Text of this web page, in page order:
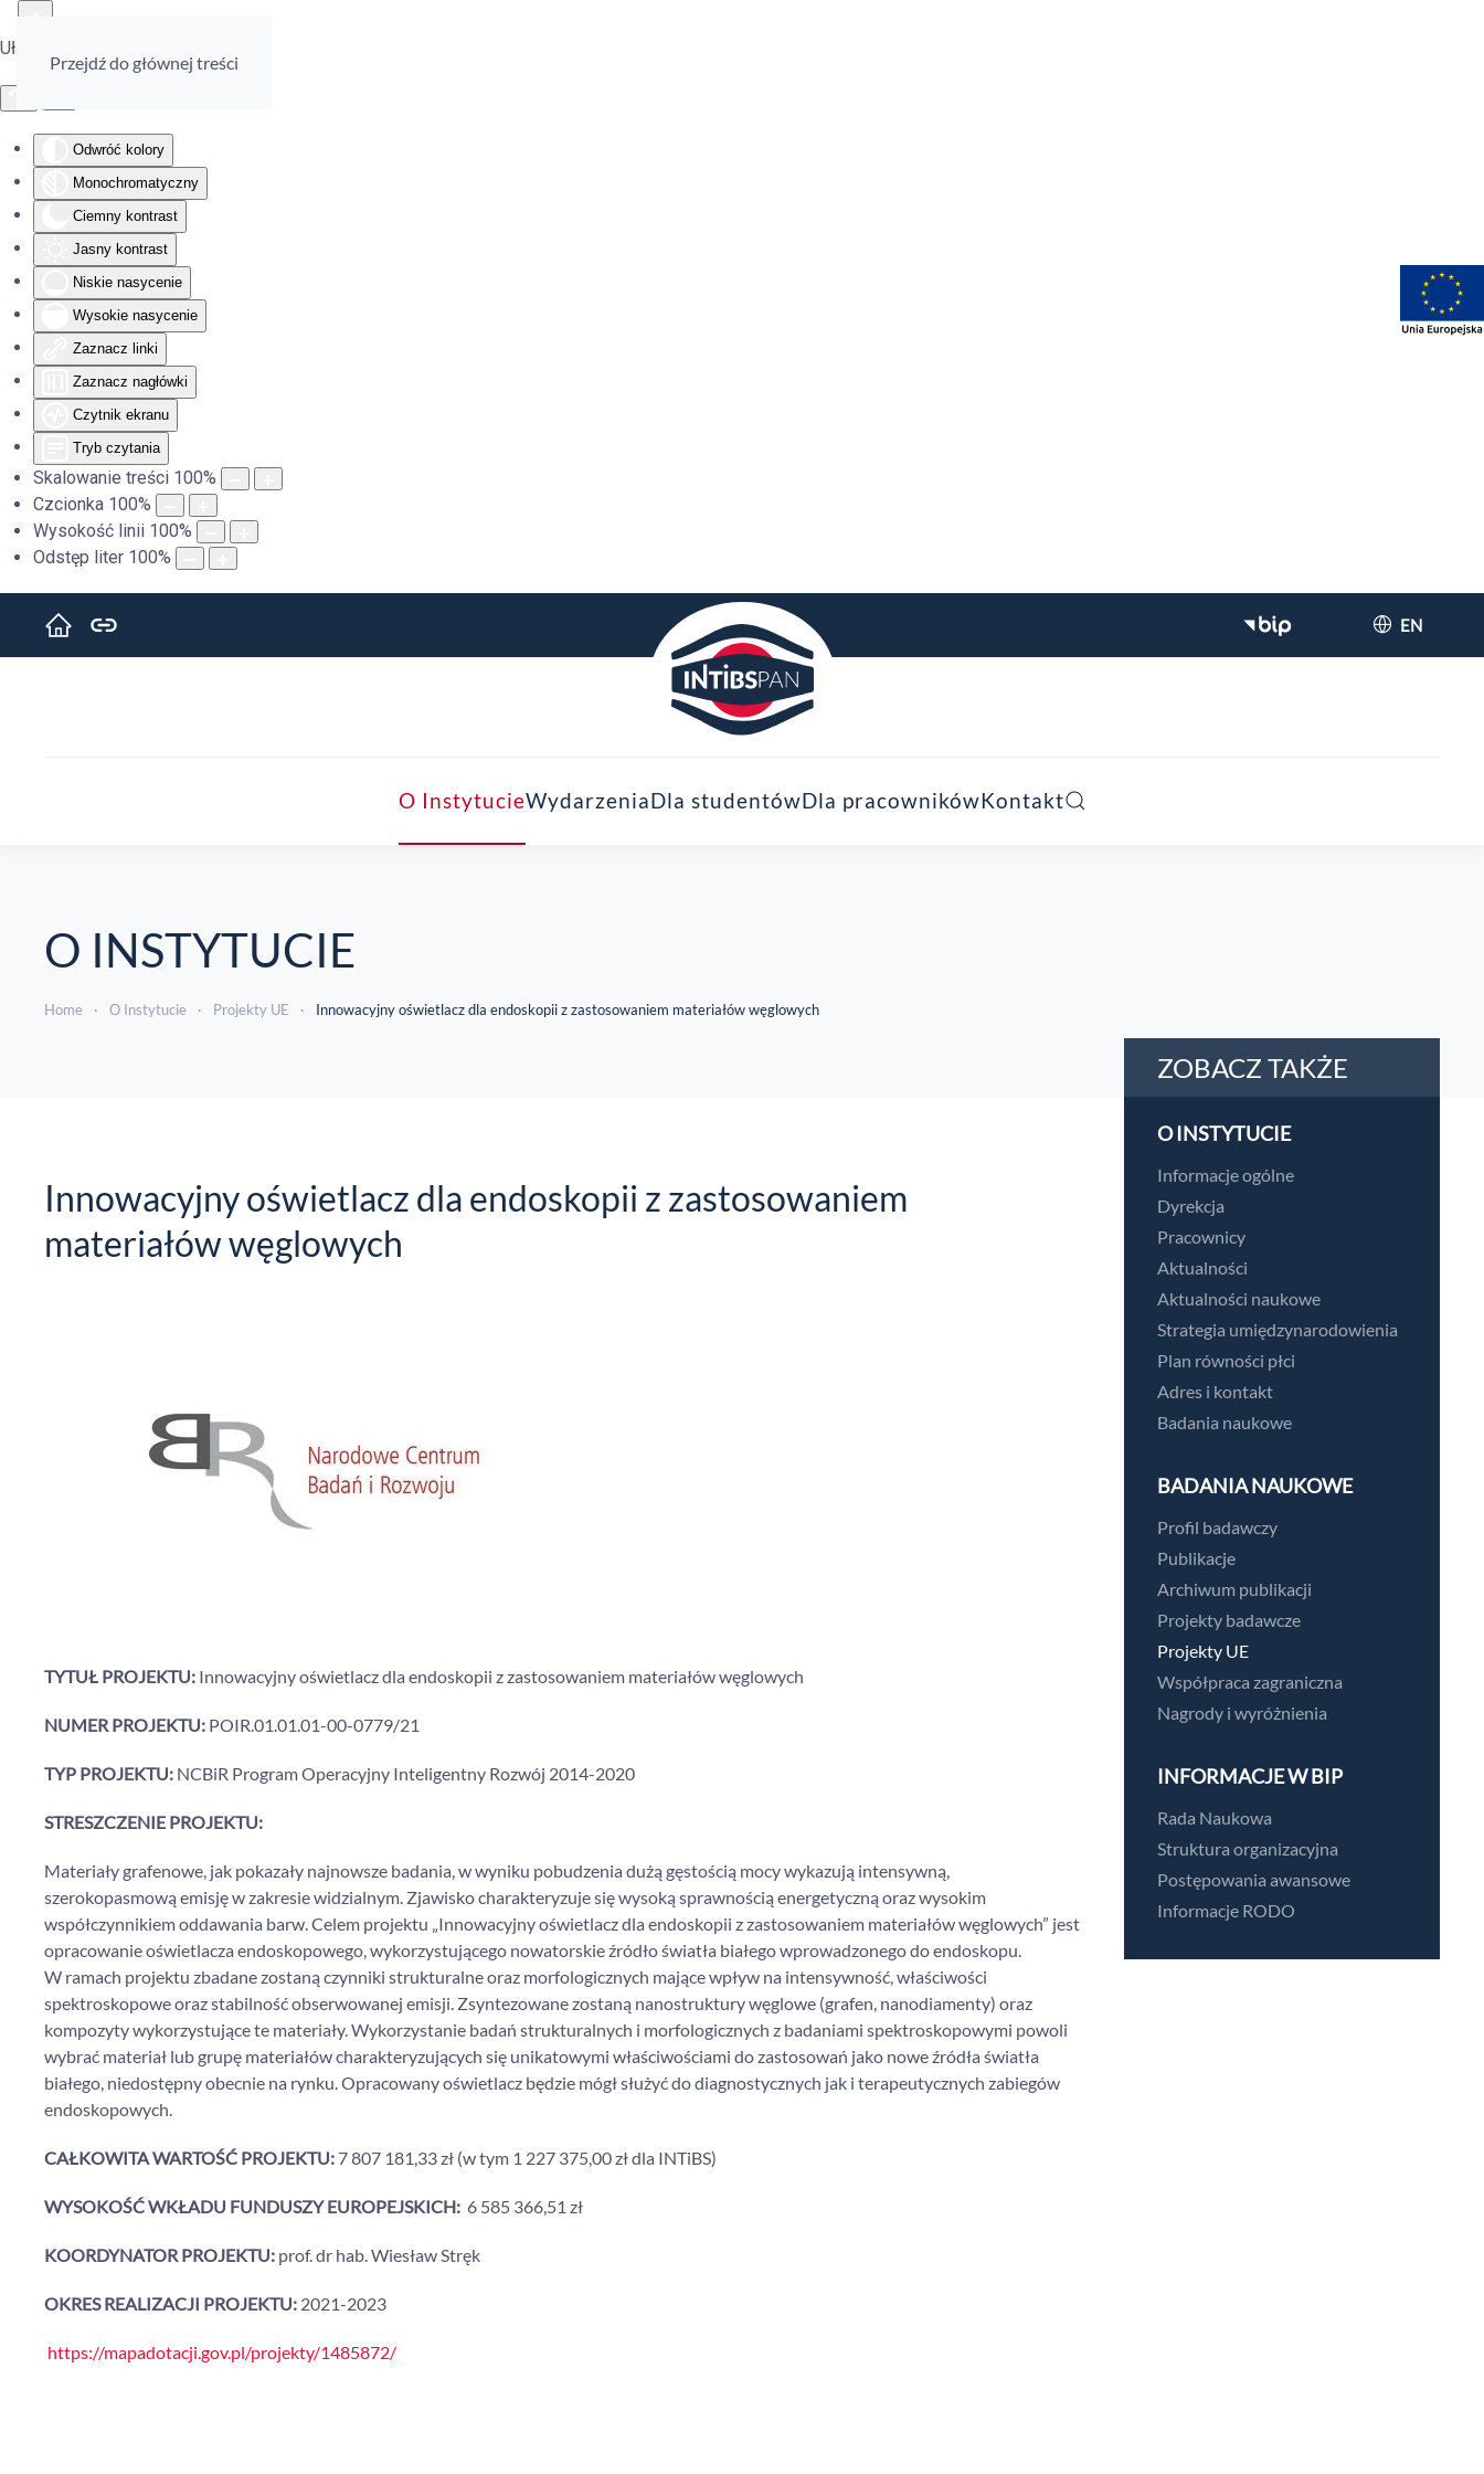
Ułatwienia dostępu
Odwróć kolory
Monochromatyczny
Ciemny kontrast
Jasny kontrast
Niskie nasycenie
Wysokie nasycenie
Zaznacz linki
Zaznacz nagłówki
Czytnik ekranu
Tryb czytania
Skalowanie treści 100%
Czcionka 100%
Wysokość linii 100%
Odstęp liter 100%
Przejdź do głównej treści
EN
O InstytucieWydarzeniaDla studentówDla pracownikówKontakt
O INSTYTUCIE
Home O Instytucie Projekty UE Innowacyjny oświetlacz dla endoskopii z zastosowaniem materiałów węglowych
Innowacyjny oświetlacz dla endoskopii z zastosowaniem
materiałów węglowych
TYTUŁ PROJEKTU: Innowacyjny oświetlacz dla endoskopii z zastosowaniem materiałów węglowych
NUMER PROJEKTU: POIR.01.01.01-00-0779/21
TYP PROJEKTU: NCBiR Program Operacyjny Inteligentny Rozwój 2014-2020
STRESZCZENIE PROJEKTU:
Materiały grafenowe, jak pokazały najnowsze badania, w wyniku pobudzenia dużą gęstością mocy wykazują intensywną,
szerokopasmową emisję w zakresie widzialnym. Zjawisko charakteryzuje się wysoką sprawnością energetyczną oraz wysokim
współczynnikiem oddawania barw. Celem projektu „Innowacyjny oświetlacz dla endoskopii z zastosowaniem materiałów węglowych” jest
opracowanie oświetlacza endoskopowego, wykorzystującego nowatorskie źródło światła białego wprowadzonego do endoskopu.
W ramach projektu zbadane zostaną czynniki strukturalne oraz morfologicznych mające wpływ na intensywność, właściwości
spektroskopowe oraz stabilność obserwowanej emisji. Zsyntezowane zostaną nanostruktury węglowe (grafen, nanodiamenty) oraz
kompozyty wykorzystujące te materiały. Wykorzystanie badań strukturalnych i morfologicznych z badaniami spektroskopowymi powoli
wybrać materiał lub grupę materiałów charakteryzujących się unikatowymi właściwościami do zastosowań jako nowe źródła światła
białego, niedostępny obecnie na rynku. Opracowany oświetlacz będzie mógł służyć do diagnostycznych jak i terapeutycznych zabiegów
endoskopowych.
CAŁKOWITA WARTOŚĆ PROJEKTU: 7 807 181,33 zł (w tym 1 227 375,00 zł dla INTiBS)
WYSOKOŚĆ WKŁADU FUNDUSZY EUROPEJSKICH: 6 585 366,51 zł
KOORDYNATOR PROJEKTU: prof. dr hab. Wiesław Stręk
OKRES REALIZACJI PROJEKTU: 2021-2023
https://mapadotacji.gov.pl/projekty/1485872/
ZOBACZ TAKŻE
O INSTYTUCIE
Informacje ogólne
Dyrekcja
Pracownicy
Aktualności
Aktualności naukowe
Strategia umiędzynarodowienia
Plan równości płci
Adres i kontakt
Badania naukowe
BADANIA NAUKOWE
Profil badawczy
Publikacje
Archiwum publikacji
Projekty badawcze
Projekty UE
Współpraca zagraniczna
Nagrody i wyróżnienia
INFORMACJE W BIP
Rada Naukowa
Struktura organizacyjna
Postępowania awansowe
Informacje RODO